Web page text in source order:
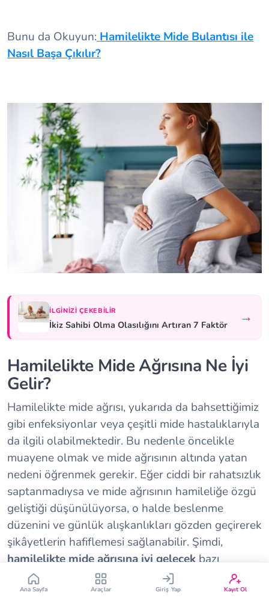
Bunu da Okuyun: Hamilelikte Mide Bulantısı ile
Nasıl Başa Çıkılır?
İLGINIZI ÇEKEBILIR
İkiz Sahibi Olma Olasılığını Artıran 7 Faktör →
Hamilelikte Mide Ağrısına Ne İyi
Gelir?
Hamilelikte mide ağrısı, yukarıda da bahsettiğimiz
gibi enfeksiyonlar veya çeşitli mide hastalıklarıyla
da ilgili olabilmektedir. Bu nedenle öncelikle
muayene olmak ve mide ağrısının altında yatan
nedeni öğrenmek gerekir. Eğer ciddi bir rahatsızlık
saptanmadıysa ve mide ağrısının hamileliğe özgü
geliştiği düşünülüyorsa, o halde beslenme
düzenini ve günlük alışkanlıkları gözden geçirerek
şikâyetlerin hafiflemesi sağlanabilir. Şimdi,
hamilelikte mide ağrısına iyi gelecek bazı
önerilere göz atalım;
Çin Takvimi Bebek İsim Bulucu
Bebek Burcu Bebek Aşı Takvimi
Vücut Kitle Endeksi Gebelik Hesaplama
Yumurtlama Hesaplama Gebe Sözlüğü
Ana Sayfa Araçlar Giriş Yap Kayıt Ol